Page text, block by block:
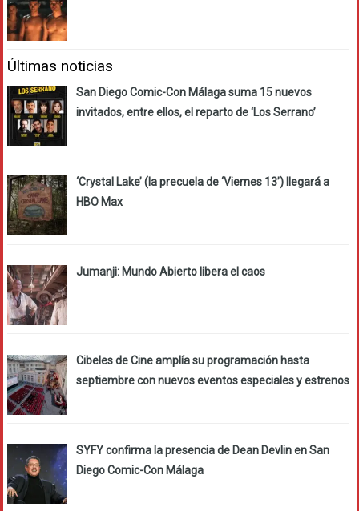
Últimas noticias
San Diego Comic-Con Málaga suma 15 nuevos
invitados, entre ellos, el reparto de ‘Los Serrano’
‘Crystal Lake’ (la precuela de ‘Viernes 13’) llegará a
HBO Max
Jumanji: Mundo Abierto libera el caos
Cibeles de Cine amplía su programación hasta
septiembre con nuevos eventos especiales y estrenos
SYFY confirma la presencia de Dean Devlin en San
Diego Comic-Con Málaga